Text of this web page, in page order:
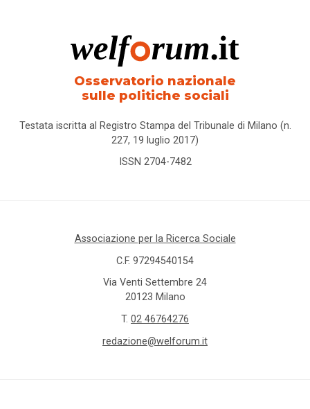
Osservatorio nazionale
sulle politiche sociali
Testata iscritta al Registro Stampa del Tribunale di Milano (n.
227, 19 luglio 2017)
ISSN 2704-7482
Associazione per la Ricerca Sociale
C.F. 97294540154
Via Venti Settembre 24
20123 Milano
T. 02 46764276
redazione@welforum.it